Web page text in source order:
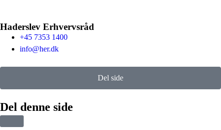
Haderslev Erhvervsråd
+45 7353 1400
info@her.dk
Del side
Del denne side